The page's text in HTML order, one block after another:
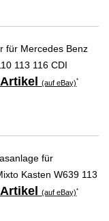
für Mercedes Benz
113 116 CDI
Artikel(auf eBay)*
für
Kasten W639 113
Artikel(auf eBay)*